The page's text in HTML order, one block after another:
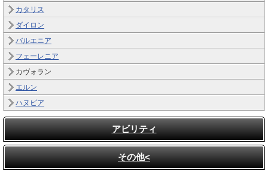
カタリス
ダイロン
バルエニア
フェーレニア
カヴォラン
エルン
ハヌビア
アビリティ
その他<